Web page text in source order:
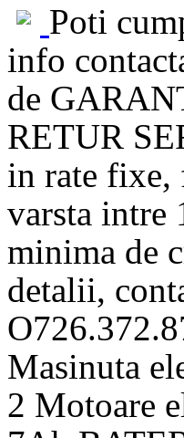
Poti
info
de
RETUR
in rate fixe,
varsta intre
minima de
detalii,
Masinuta
2 Motoare